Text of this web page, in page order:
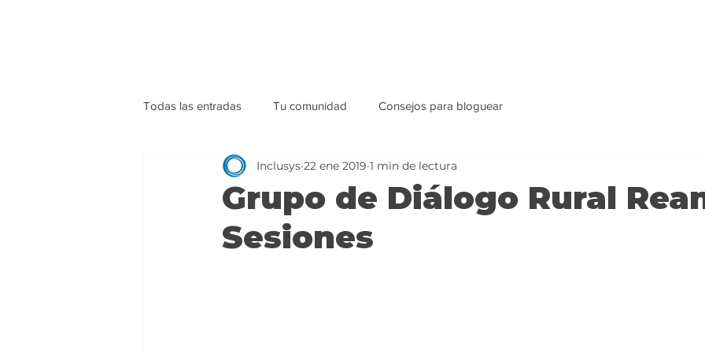
Todas las entradas Tu comunidad Consejos para bloguear
Grupo de Diálogo Rural
Sesiones
Inclusys 22 ene 2019 1 min de lectura